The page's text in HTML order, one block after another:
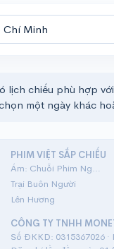
lịch chiếu phù hợp
một ngày khác
PHIM VIỆT SẮP CHIẾU
Ám: Chuỗi Phim Ngắn Linh Dị
Trại Buôn Người
Lên Hương
CÔNG TY TNHH
Số ĐKKD: 0315367026